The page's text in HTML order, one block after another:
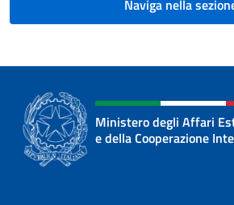
Naviga nella
Ministero degli Affari
e della Cooperazione